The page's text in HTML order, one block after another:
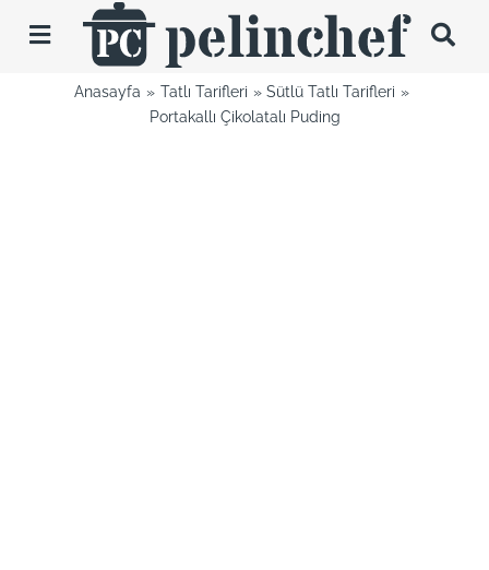
Toggle
Navigation
TariflerAnasayfa Tatlı Tarifleri
Sütlü Tatlı Tarifleri
Portakallı Çikolatalı Puding